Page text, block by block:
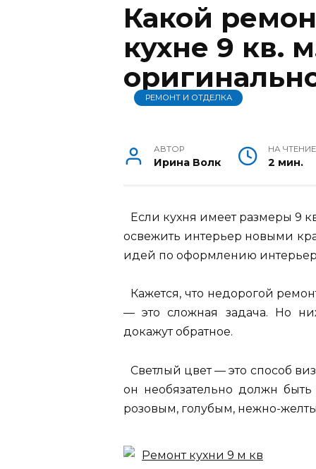
Какой
кухне 9 кв.
РЕМОНТ И ОТДЕЛКА
АВТОР
Ирина Волк
НА ЧТЕНИЕ
2 мин.
Если кухня имеет размеры 9
освежить интерьер новыми
идей по оформлению
Кажется, что недорогой
— это сложная задача. Но
докажут обратное.
Светлый цвет — это способ
он необязательно должн
розовым, голубым, нежно-